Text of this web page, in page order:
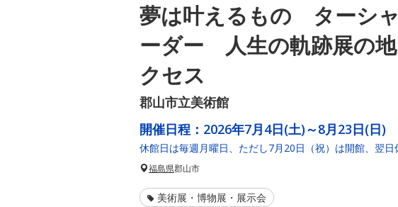
夢は叶えるもの ターシ
ーダー 人生の軌跡展の
クセス
郡山市立美術館
開催日程： 2026年7月4日(土)～8月23日(日)
休館日は毎週月曜日、ただし7月20日（祝）は開館、翌日
福島県郡山市
美術展・博物展・展示会